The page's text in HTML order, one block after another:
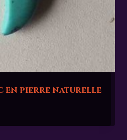
en pierre naturelle